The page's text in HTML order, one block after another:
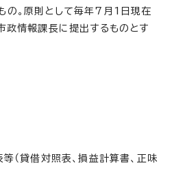
の。原則として毎年7月1日現在
政情報課長に提出するものとす
貸借対照表、損益計算書、正味